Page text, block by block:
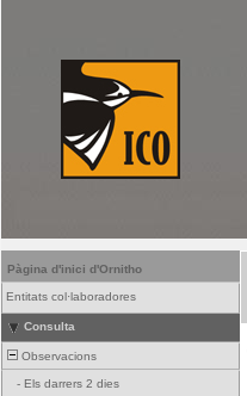
Pàgina d'inici d'Ornitho
Entitats col·laboradores
Consulta
Observacions
- Els darrers 2 dies